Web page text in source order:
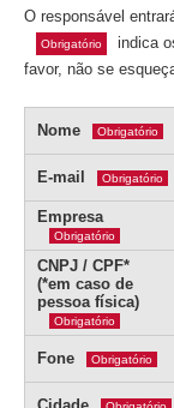
O responsável
Obrigatório
indica
favor, não se
Nome Obrigatório
E-mail Obrigatório
Empresa
Obrigatório
CNPJ / CPF*
(*em caso de
pessoa física)
Obrigatório
Fone Obrigatório